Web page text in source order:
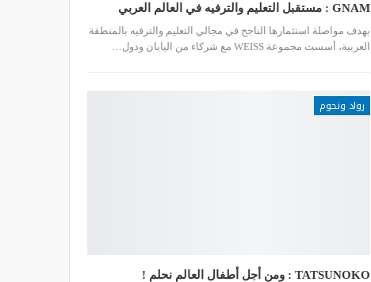
GNAM : مستقبل التعليم والترفيه في العالم العربي
بهدف مواصلة استثمارها الناجح في مجالي التعليم والترفيه بالمنطقة
العربية، أسست مجموعة WEISS مع شركاء من اليابان ودول…
رواد ونجوم
TATSUNOKO : ومن أجل أطفال العالم نحلم !